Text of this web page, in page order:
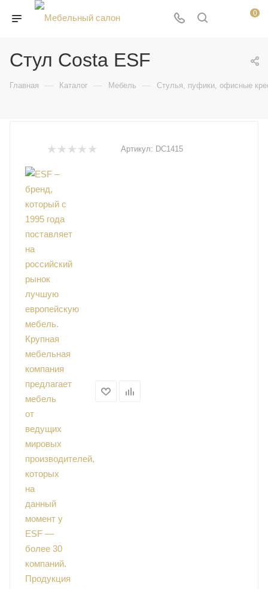
0
Стул Costa ESF
Главная — Каталог — Мебель — Стулья, пуфики, офисные
Артикул: DC1415